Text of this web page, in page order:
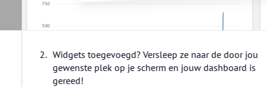
Widgets toegevoegd? Versleep ze naar de door jou
gewenste plek op je scherm en jouw dashboard is
gereed!